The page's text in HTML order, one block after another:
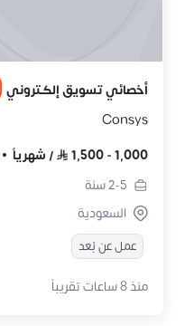
أخصائي تسويق إلكتروني
Consys
1,000
-
1,500
/ شهرياً
2-5سنة
السعودية
عمل عن بُعد
منذ 8 ساعات تقريباً